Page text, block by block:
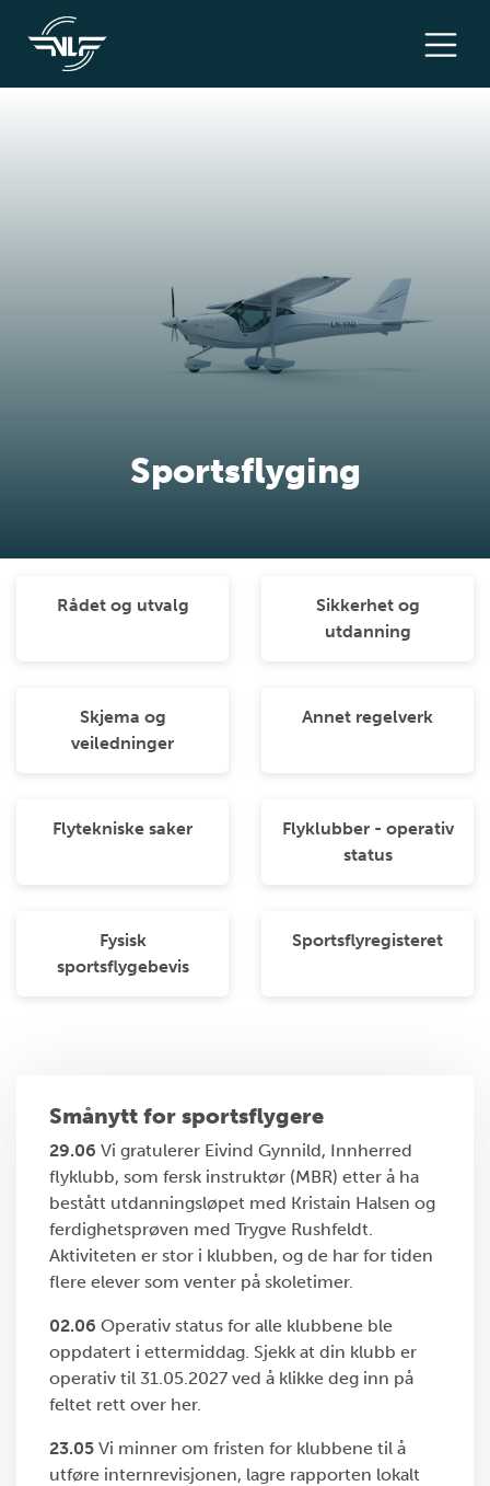
Sportsflyging
Rådet og utvalg
Sikkerhet og
utdanning
Skjema og
veiledninger
Annet regelverk
Flytekniske saker
Flyklubber - operativ
status
Fysisk
sportsflygebevis
Sportsflyregisteret
Smånytt for sportsflygere
29.06 Vi gratulerer Eivind Gynnild, Innherred
flyklubb, som fersk instruktør (MBR) etter å ha
bestått utdanningsløpet med Kristain Halsen og
ferdighetsprøven med Trygve Rushfeldt.
Aktiviteten er stor i klubben, og de har for tiden
flere elever som venter på skoletimer.
02.06 Operativ status for alle klubbene ble
oppdatert i ettermiddag. Sjekk at din klubb er
operativ til 31.05.2027 ved å klikke deg inn på
feltet rett over her.
23.05 Vi minner om fristen for klubbene til å
utføre internrevisjonen, lagre rapporten lokalt